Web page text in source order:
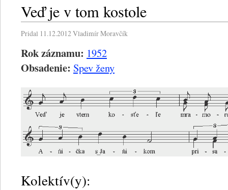
Veď je v tom kostole
Pridal 11.12.2012Vladimír Moravčík
Rok záznamu: 1952
Obsadenie: Spev ženy
Kolektív(y):